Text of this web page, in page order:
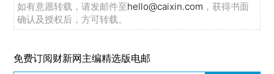
如有意愿转载，请发邮件至hello@caixin.com ，获得书面
确认及授权后，方可转载。
免费订阅财新网主编精选版电邮